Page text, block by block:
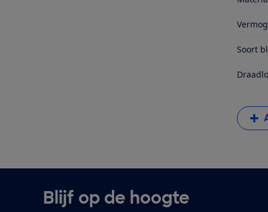
Soort
Blijf op de hoogte